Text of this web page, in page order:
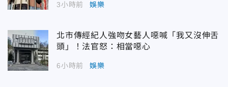
3小時前 娛樂
北市傳經紀人強吻女藝人噁喊「我又沒伸舌
頭」！法官怒：相當噁心
6小時前 娛樂